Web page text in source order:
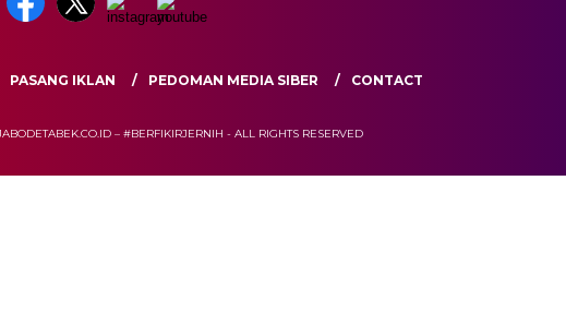
PASANG IKLAN PEDOMAN MEDIA SIBER CONTACT
– #BERFIKIRJERNIH - ALL RIGHTS RESERVED